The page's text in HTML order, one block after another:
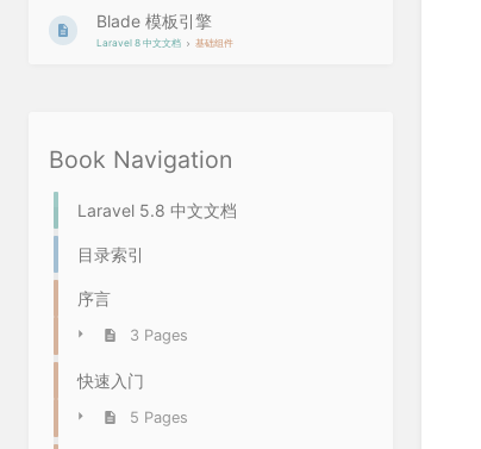
Book Navigation
Laravel 5.8 中文文档
目录索引
序言
3 Pages
快速入门
5 Pages
Blade 模板引擎
Laravel 8 中文文档 基础组件